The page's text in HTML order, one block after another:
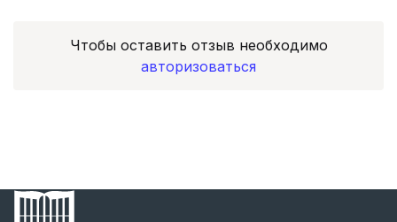
Чтобы оставить отзыв необходимо
авторизоваться